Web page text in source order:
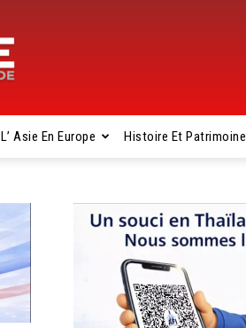
L’ Asie En Europe Histoire Et Patrimoine